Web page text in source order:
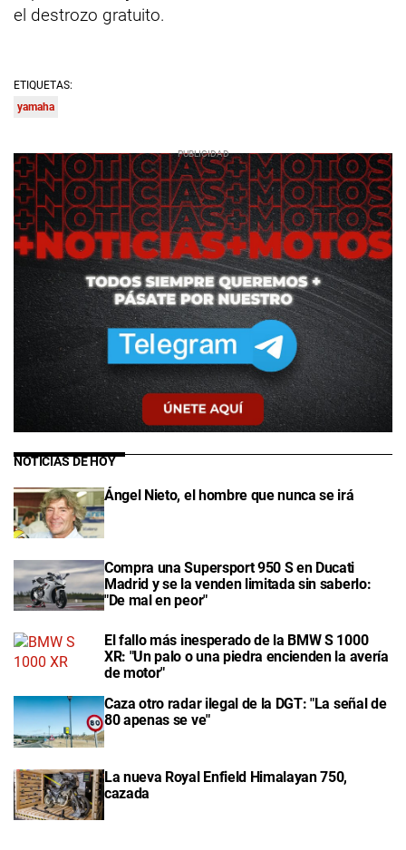
el destrozo gratuito.
ETIQUETAS:
yamaha
NOTICIAS DE HOY
Ángel Nieto, el hombre que nunca se irá
Compra una Supersport 950 S en Ducati
Madrid y se la venden limitada sin saberlo:
"De mal en peor"
El fallo más inesperado de la BMW S 1000
XR: "Un palo o una piedra encienden la avería
de motor"
Caza otro radar ilegal de la DGT: "La señal de
80 apenas se ve"
La nueva Royal Enfield Himalayan 750,
cazada